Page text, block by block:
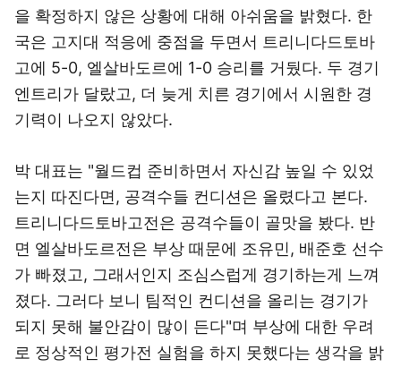
을 확정하지 않은 상황에 대해 아쉬움을 밝혔다. 한
국은 고지대 적응에 중점을 두면서 트리니다드토바
고에 5-0, 엘살바도르에 1-0 승리를 거뒀다. 두 경기
엔트리가 달랐고, 더 늦게 치른 경기에서 시원한 경
기력이 나오지 않았다.
박 대표는 "월드컵 준비하면서 자신감 높일 수 있었
는지 따진다면, 공격수들 컨디션은 올렸다고 본다.
트리니다드토바고전은 공격수들이 골맛을 봤다. 반
면 엘살바도르전은 부상 때문에 조유민, 배준호 선수
가 빠졌고, 그래서인지 조심스럽게 경기하는게 느껴
졌다. 그러다 보니 팀적인 컨디션을 올리는 경기가
되지 못해 불안감이 많이 든다"며 부상에 대한 우려
로 정상적인 평가전 실험을 하지 못했다는 생각을 밝